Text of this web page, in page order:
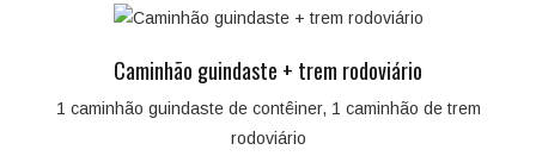
Caminhão guindaste + trem rodoviário
1 caminhão guindaste de contêiner, 1 caminhão de trem
rodoviário